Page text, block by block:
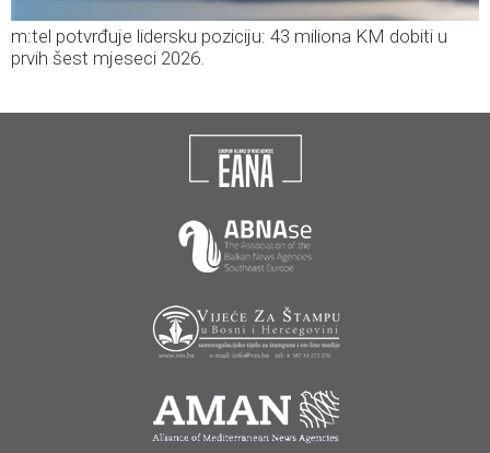
m:tel potvrđuje lidersku poziciju: 43 miliona KM dobiti u
prvih šest mjeseci 2026.